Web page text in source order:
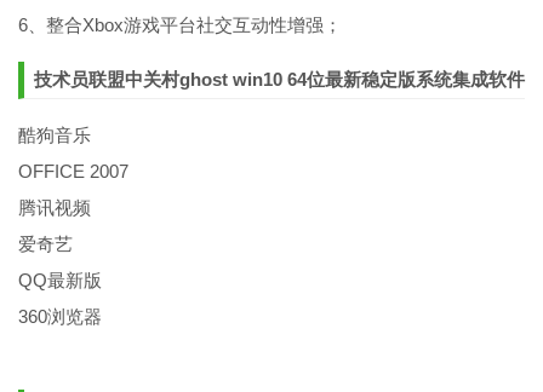
6、整合Xbox游戏平台社交互动性增强；
技术员联盟中关村ghost win10 64位最新稳定版系统集成软件
酷狗音乐
OFFICE 2007
腾讯视频
爱奇艺
QQ最新版
360浏览器